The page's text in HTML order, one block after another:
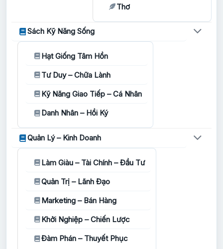
Thơ
Sách Kỹ Năng Sống
Hạt Giống Tâm Hồn
Tư Duy – Chữa Lành
Kỹ Năng Giao Tiếp – Cá Nhân
Danh Nhân – Hồi Ký
Quản Lý – Kinh Doanh
Làm Giàu – Tài Chính – Đầu Tư
Quản Trị – Lãnh Đạo
Marketing – Bán Hàng
Khởi Nghiệp – Chiến Lược
Đàm Phán – Thuyết Phục